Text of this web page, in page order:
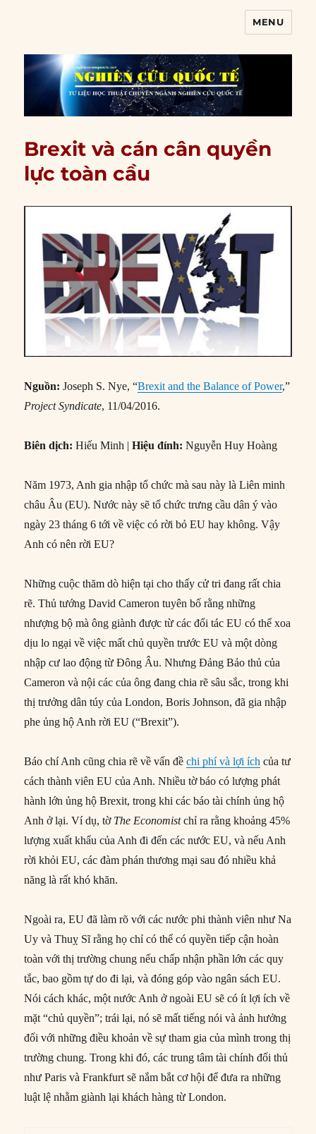
MENU
Brexit và cán cân quyền
lực toàn cầu
Nguồn: Joseph S. Nye, “Brexit and the Balance of Power,”
Project Syndicate, 11/04/2016.
Biên dịch: Hiếu Minh |Hiệu đính:Nguyễn Huy Hoàng
Năm 1973, Anh gia nhập tổ chức mà sau này là Liên minh
châu Âu (EU). Nước này sẽ tổ chức trưng cầu dân ý vào
ngày 23 tháng 6 tới về việc có rời bỏ EU hay không. Vậy
Anh có nên rời EU?
Những cuộc thăm dò hiện tại cho thấy cử tri đang rất chia
rẽ. Thủ tướng David Cameron tuyên bố rằng những
nhượng bộ mà ông giành được từ các đối tác EU có thể xoa
dịu lo ngại về việc mất chủ quyền trước EU và một dòng
nhập cư lao động từ Đông Âu. Nhưng Đảng Bảo thủ của
Cameron và nội các của ông đang chia rẽ sâu sắc, trong khi
thị trưởng dân túy của London, Boris Johnson, đã gia nhập
phe ủng hộ Anh rời EU (“Brexit”).
Báo chí Anh cũng chia rẽ về vấn đềchi phí và lợi ích của tư
cách thành viên EU của Anh. Nhiều tờ báo có lượng phát
hành lớn ủng hộ Brexit, trong khi các báo tài chính ủng hộ
Anh ở lại. Ví dụ, tờ The Economistchỉ ra rằng khoảng 45%
lượng xuất khẩu của Anh đi đến các nước EU, và nếu Anh
rời khỏi EU, các đàm phán thương mại sau đó nhiều khả
năng là rất khó khăn.
Ngoài ra, EU đã làm rõ với các nước phi thành viên như Na
Uy và Thuỵ Sĩ rằng họ chỉ có thể có quyền tiếp cận hoàn
toàn với thị trường chung nếu chấp nhận phần lớn các quy
tắc, bao gồm tự do đi lại, và đóng góp vào ngân sách EU.
Nói cách khác, một nước Anh ở ngoài EU sẽ có ít lợi ích về
mặt “chủ quyền”; trái lại, nó sẽ mất tiếng nói và ảnh hưởng
đối với những điều khoản về sự tham gia của mình trong thị
trường chung. Trong khi đó, các trung tâm tài chính đối thủ
như Paris và Frankfurt sẽ nắm bắt cơ hội để đưa ra những
luật lệ nhằm giành lại khách hàng từ London.